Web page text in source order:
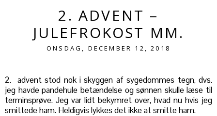
2. ADVENT –
JULEFROKOST MM.
ONSDAG, DECEMBER 12, 2018
2. advent stod nok i skyggen af sygedommes tegn, dvs.
jeg havde pandehule betændelse og sønnen skulle læse til
terminsprøve. Jeg var lidt bekymret over, hvad nu hvis jeg
smittede ham. Heldigvis lykkes det ikke at smitte ham.